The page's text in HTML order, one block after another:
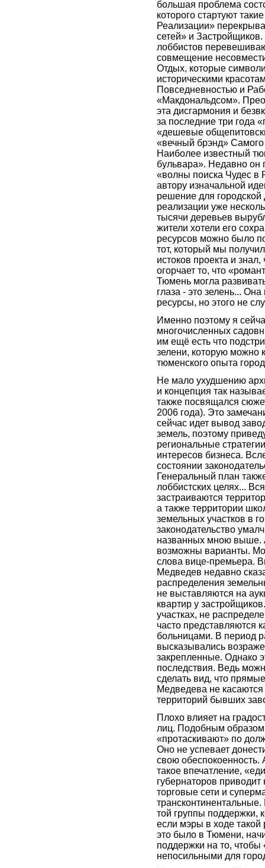
большая проблема
которого стартуют
Реализации»
сетей» и
лоббистов
совмещение
Отдых, которые
историческими
Повседневностью и
«Макдональдсом».
эта дисгармония и
за последние три года
«дешевые
«вечный брэнд»
Наиболее известный
бульвара». Недавно он
«волны поиска Чудес в
автору изначальной
решение для
реализации уже
тысячи деревьев
жители хотели его
ресурсов можно было
тот, который мы
истоков проекта и
огорчает то, что
Тюмень могла
глаза - это зелень...
ресурсы, но этого не
Именно поэтому я
многочисленных
им ещё есть что
зелени, которую можно
тюменского опыта
Не мало ухудшению
и концепция так
также посвящался
2006 года). Это
сейчас идет вывод
земель, поэтому
региональные
интересов бизнеса.
состоянии
Генеральный план
лоббистских целях...
застраиваются
а также территории
земельных участков в
законодательство
названных мною выше.
возможны варианты.
слова вице-премьера.
Медведев недавно
распределения
не выставляются на
квартир у
участках, не
часто представляются
больницами. В период
высказывались
закрепленные. Однако
последствия. Ведь
сделать вид, что
Медведева не
территорий бывших
Плохо влияет на
лиц. Подобным
«протаскивают» по
Оно не успевает
свою обеспокоенность.
такое впечатление,
губернаторов
торговые сети и
той группы поддержки,
если мэры в ходе такой
это было в Тюмени,
поддержки на то, чтобы
непосильными для